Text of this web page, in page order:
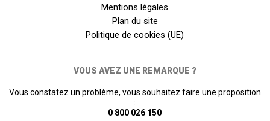
Mentions légales
Plan du site
Politique de cookies (UE)
VOUS AVEZ UNE REMARQUE ?
Vous constatez un problème, vous souhaitez faire une proposition
:
0 800 026 150